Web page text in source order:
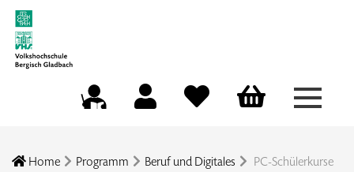
Menü
Home Programm Beruf und Digitales PC-Schülerkurse